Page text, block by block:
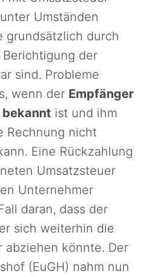
Umständen
grundsätzlich durch
der
sind. Probleme
wenn der Empfänger
bekannt ist und ihm
Rechnung nicht
Eine Rückzahlung
Umsatzsteuer
Unternehmer
daran, dass der
sich weiterhin die
abziehen könnte. Der
(EuGH) nahm nun